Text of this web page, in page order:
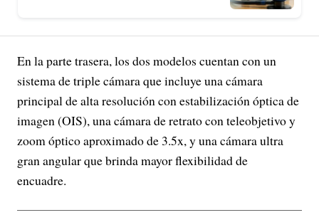
En la parte trasera, los dos modelos cuentan con un
sistema de triple cámara que incluye una cámara
principal de alta resolución con estabilización óptica de
imagen (OIS), una cámara de retrato con teleobjetivo y
zoom óptico aproximado de 3.5x, y una cámara ultra
gran angular que brinda mayor flexibilidad de
encuadre.